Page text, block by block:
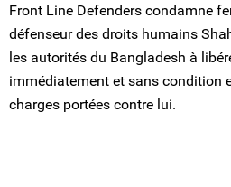
Front Line Defenders condamne
défenseur des droits humains
les autorités du Bangladesh à
immédiatement et sans condition
charges portées contre lui.